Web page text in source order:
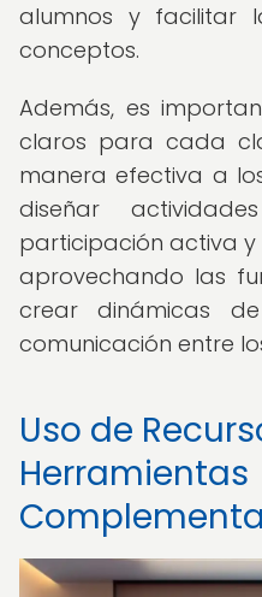
alumnos y facilitar
conceptos.
Además, es
claros para cada
manera efectiva a
diseñar
participación activa
aprovechando las
crear dinámicas
comunicación entre
Uso de
Herramientas